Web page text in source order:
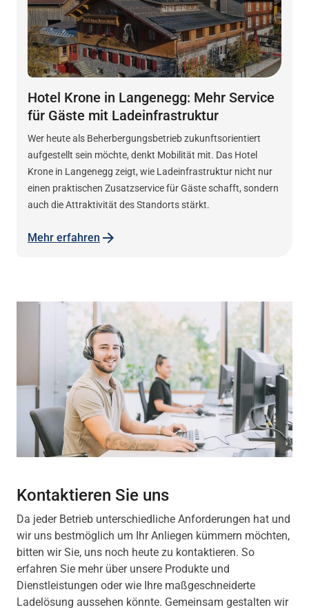
Hotel Krone in Langenegg: Mehr Service
für Gäste mit Ladeinfrastruktur
Wer heute als Beherbergungsbetrieb zukunftsorientiert
aufgestellt sein möchte, denkt Mobilität mit. Das Hotel
Krone in Langenegg zeigt, wie Ladeinfrastruktur nicht nur
einen praktischen Zusatzservice für Gäste schafft, sondern
auch die Attraktivität des Standorts stärkt.
Mehr erfahren
Kontaktieren Sie uns
Da jeder Betrieb unterschiedliche Anforderungen hat und
wir uns bestmöglich um Ihr Anliegen kümmern möchten,
bitten wir Sie, uns noch heute zu kontaktieren. So
erfahren Sie mehr über unsere Produkte und
Dienstleistungen oder wie Ihre maßgeschneiderte
Ladelösung aussehen könnte. Gemeinsam gestalten wir